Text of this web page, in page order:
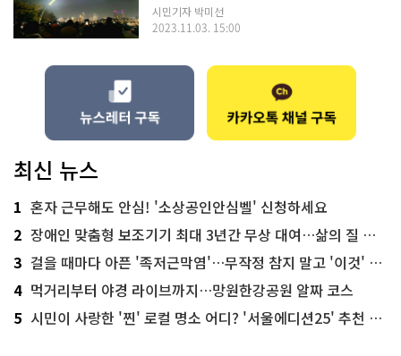
시민기자 박미선
2023.11.03. 15:00
최신 뉴스
1 혼자 근무해도 안심! '소상공인안심벨' 신청하세요
2 장애인 맞춤형 보조기기 최대 3년간 무상 대여…삶의 질 높인다
3 걸을 때마다 아픈 '족저근막염'…무작정 참지 말고 '이것' 해보세요!
4 먹거리부터 야경 라이브까지…망원한강공원 알짜 코스
5 시민이 사랑한 '찐' 로컬 명소 어디? '서울에디션25' 추천 코스